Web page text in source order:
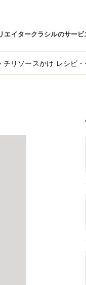
エイタークラシルのサービ
リソースかけ レシピ